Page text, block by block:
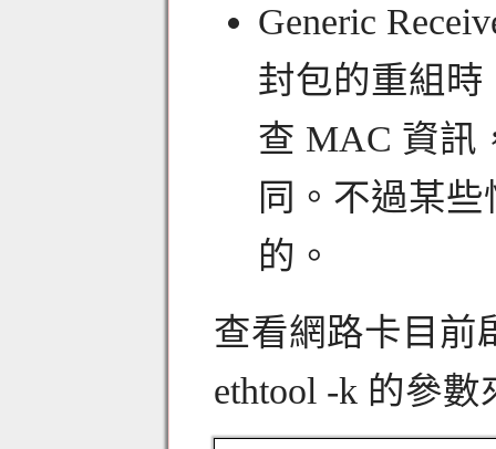
Generic
封包的重組時
查 MAC 資訊
同。不過某
的。
查看網路卡目前
ethtool -k 的參